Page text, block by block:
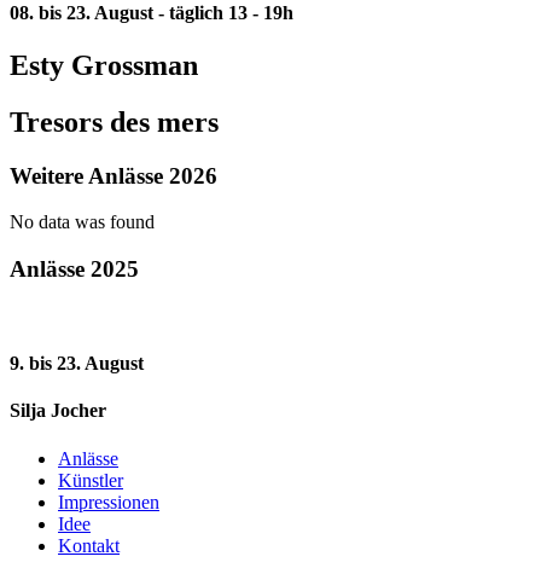
08. bis 23. August - täglich 13 - 19h
Esty Grossman
Tresors des mers
Weitere Anlässe 2026
No data was found
Anlässe 2025
9. bis 23. August
Silja Jocher
Anlässe
Künstler
Impressionen
Idee
Kontakt